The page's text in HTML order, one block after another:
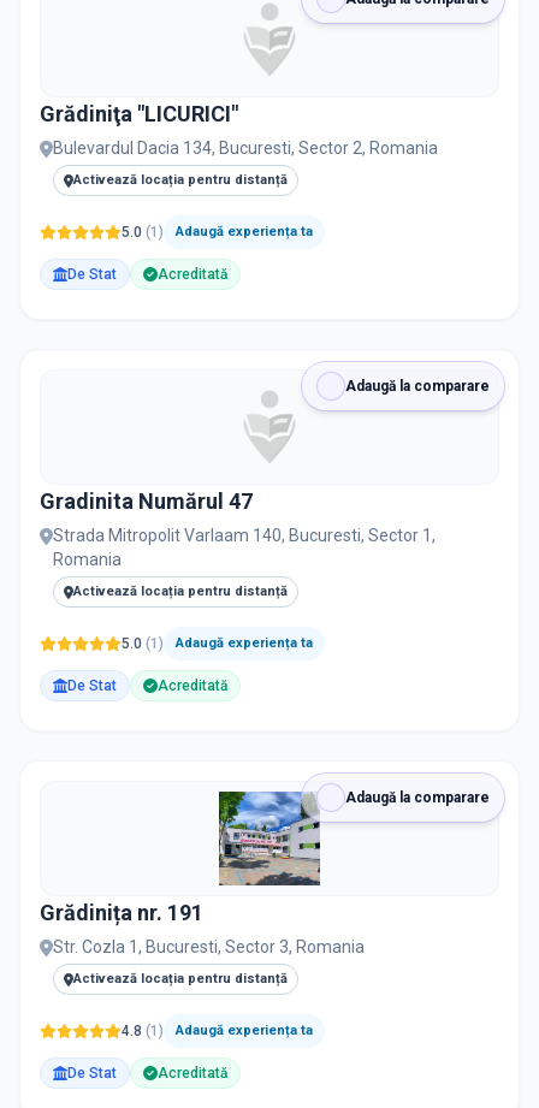
Grădiniţa "LICURICI"
Bulevardul Dacia 134, Bucuresti, Sector 2, Romania
Activează locația pentru distanță
5.0 (1 ) Adaugă experiența ta
De Stat Acreditată
Adaugă la comparare
Gradinita Numărul 47
Strada Mitropolit Varlaam 140, Bucuresti, Sector 1,
Romania
Activează locația pentru distanță
5.0 (1 ) Adaugă experiența ta
De Stat Acreditată
Adaugă la comparare
Grădinița nr. 191
Str. Cozla 1, Bucuresti, Sector 3, Romania
Activează locația pentru distanță
4.8 (1 ) Adaugă experiența ta
De Stat Acreditată